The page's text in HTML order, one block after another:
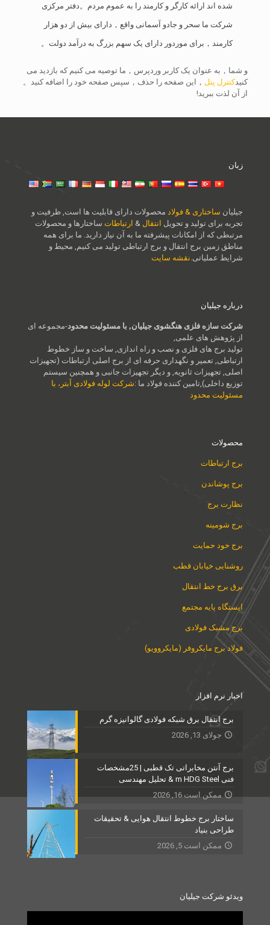
شده اند ارائه کارگر و کارمند را به عموم مردم。دفتر مرکزی
شرکت ما سحر و جادو آسمانی واقع，دارای بیش از دو هزار
کارمند，برای موردور دارای یک سهم بزرگ به درآمد دولت。
و شما，به عنوان یک کاربر وردپرس，ما توصیه می کنیم که بازدید می
کنیدکنترل پنل ，این صفحه را حذف，سپس صفحه خود را اضافه کنید。
از آن لذت ببرید!
زبان
جیلیان ساختاری & فولاد محصولات دارای قابلیت ها است, ظرفیت و
تجربه برای تولید و تحویل انتقال & ارتباطات ساختارها و محصولات
مرتبطی که از امکانات پیشرفته ما به آن نیاز دارید. ما برای همه
مناطق زمین برج انتقال و برج ارتباطی تولید می کنیم, محیط و
شرایط عملیاتی.نقشه سایت
درباره جیلیان
شرکت سازه فلزی هنگشوی جیلیان, با مسئولیت محدود-مجموعه ای
از پژوهش های علمی,
تولید برج های فلزی و نصب و راه اندازی, ساخت و ساز خطوط
ارتباطی, تعمیر و نگهداری حرفه ای از برج اصلی ارتباطات (تجهیزات
اصلی, تجهیزات ثانویه, و دیگر تجهیزات جانبی و همچنین سیستم
توزیع داخلی),تامین کننده فولاد ما :شرکت لوله فولادی آبتر، با
مسئولیت محدود
محصولات
برج ارتباطات
برج پوشاندن
نظارت برج
برج شومینه
برج خود حمایت
روشنایی خیابان قطب
برق برج خط انتقال
ایستگاه پایه مجتمع
برج مشبک فولادی
فولاد برج مایکروفر (مایکروویو)
اخبار نرم افزار
برج انتقال برق شبکه فولادی گالوانیزه گرم
جولای 13, 2026
برج آنتن مخابراتی تک قطبی | 25مشخصات
فنی m HDG Steel & تحلیل مهندسی
ممکن است 16, 2026
ساختار برج خطوط انتقال هوایی & تحقیقات
طراحی بنیاد
ممکن است 5, 2026
ویدئو شرکت جیلیان